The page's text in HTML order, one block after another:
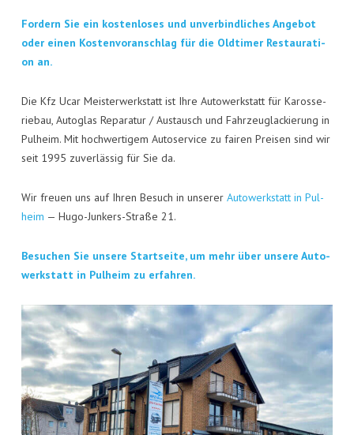
VISI­TEN­KAR­TE
For­dern Sie ein kos­ten­lo­ses und unver­bind­li­ches Ange­bot
oder einen Kos­ten­vor­anschlag für die Old­ti­mer Restau­ra­ti­
on an.
Die Kfz Ucar Meis­ter­werk­statt ist Ihre Auto­werk­statt für Karos­se­
rie­bau, Auto­glas Repa­ra­tur / Aus­tausch und Fahr­zeug­la­ckie­rung in
Pul­heim. Mit hoch­wer­ti­gem Auto­ser­vice zu fai­ren Prei­sen sind wir
seit 1995 zuver­läs­sig für Sie da.
Wir freu­en uns auf Ihren Besuch in unse­rer Auto­werk­statt in Pul­
heim — Hugo-Jun­kers-Stra­ße 21.
Besu­chen Sie unse­re Start­sei­te, um mehr über unse­re Auto­
werk­statt in Pul­heim zu erfahren.